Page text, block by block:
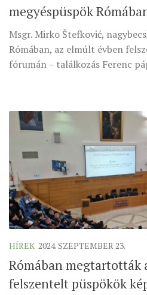
ÉSZAKI ESPERESSÉG
KÖZPONTI ESPERESSÉG
DÉLI ESPERESSÉG
SZINÓDUS
ORGANIGRAMMA
PÜSPÖKI DEKRÉTUM
ZSINATI IMA
ZSINAT MOTTÓJA,
ZSINATI IRODA
KOORDINÁLÓ
ZSINATI TAGOK
megyéspüspök
Msgr. Mirko Štefković,
Rómában, az elmúlt évben
fórumán – találkozás Ferenc
HÍREK 2024. SZEPTEMBER 23.
Rómában megtartották
felszentelt püspökök